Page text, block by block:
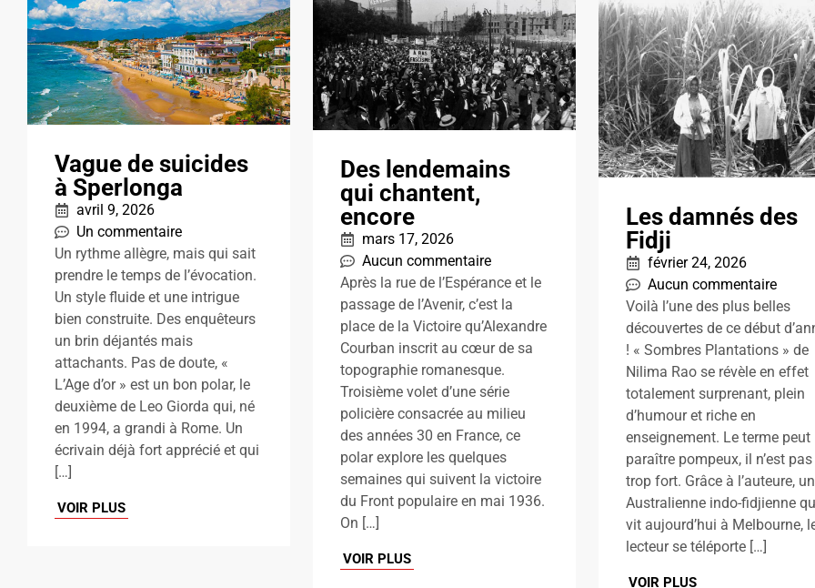
Vague de suicides
à Sperlonga
avril 9, 2026
Un commentaire
Un rythme allègre, mais qui sait
prendre le temps de l’évocation.
Un style fluide et une intrigue
bien construite. Des enquêteurs
un brin déjantés mais
attachants. Pas de doute, «
L’Age d’or » est un bon polar, le
deuxième de Leo Giorda qui, né
en 1994, a grandi à Rome. Un
écrivain déjà fort apprécié et qui
[…]
VOIR PLUS
Des lendemains
qui chantent,
encore
mars 17, 2026
Aucun commentaire
Après la rue de l’Espérance et le
passage de l’Avenir, c’est la
place de la Victoire qu’Alexandre
Courban inscrit au cœur de sa
topographie romanesque.
Troisième volet d’une série
policière consacrée au milieu
des années 30 en France, ce
polar explore les quelques
semaines qui suivent la victoire
du Front populaire en mai 1936.
On […]
VOIR PLUS
Les damnés des
Fidji
février 24, 2026
Aucun commentaire
Voilà l’une des plus belles
découvertes de ce début
! « Sombres Plantations » de
Nilima Rao se révèle en effet
totalement surprenant, plein
d’humour et riche en
enseignement. Le terme peut
paraître pompeux, il n’est pas
trop fort. Grâce à l’auteure,
Australienne indo-fidjienne
vit aujourd’hui à Melbourne,
lecteur se téléporte […]
VOIR PLUS